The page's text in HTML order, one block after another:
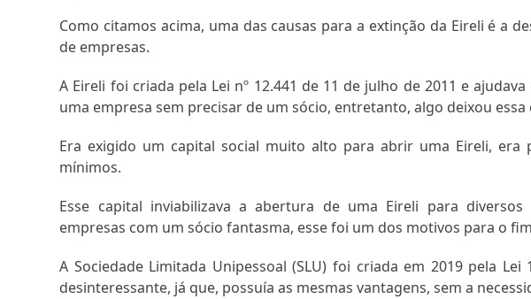
Como citamos acima, uma das causas para a extinção da Eireli é a
de empresas.
A Eireli foi criada pela Lei nº 12.441 de 11 de julho de 2011 e
uma empresa sem precisar de um sócio, entretanto, algo deixou
Era exigido um capital social muito alto para abrir uma Eireli, era
mínimos.
Esse capital inviabilizava a abertura de uma Eireli para
empresas com um sócio fantasma, esse foi um dos motivos para o
A Sociedade Limitada Unipessoal (SLU) foi criada em 2019 pela
desinteressante, já que, possuía as mesmas vantagens, sem a